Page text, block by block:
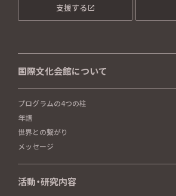
支援する
国際文化会館について
プログラムの4つの柱
年譜
世界との繋がり
メッセージ
活動・研究内容